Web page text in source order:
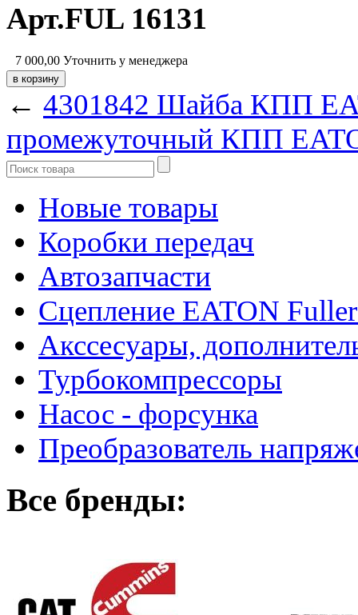
Арт.FUL 16131
7 000,00 Уточнить у менеджера
← 4301842 Шайба КПП
промежуточный КПП
Новые товары
Коробки передач
Автозапчасти
Сцепление EATON
Акссесуары,
Турбокомпрессоры
Насос - форсунка
Преобразователь
Все бренды: